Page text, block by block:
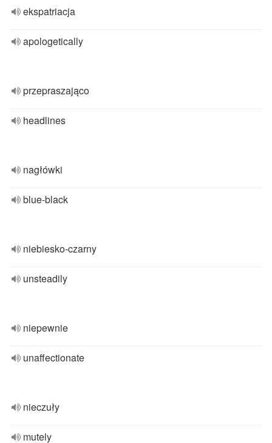
ekspatriacja
apologetically
przepraszająco
headlines
nagłówki
blue-black
niebiesko-czarny
unsteadily
niepewnie
unaffectionate
nieczuły
mutely